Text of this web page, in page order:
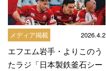
メディア掲載 2026.4.2
エフエム岩手・よりこのう
たラジ「日本製鉄釜石シー